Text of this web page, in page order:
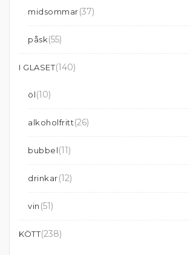
midsommar(37)
påsk(55)
I GLASET(140)
öl(10)
alkoholfritt(26)
bubbel(11)
drinkar(12)
vin (51)
KÖTT(238)